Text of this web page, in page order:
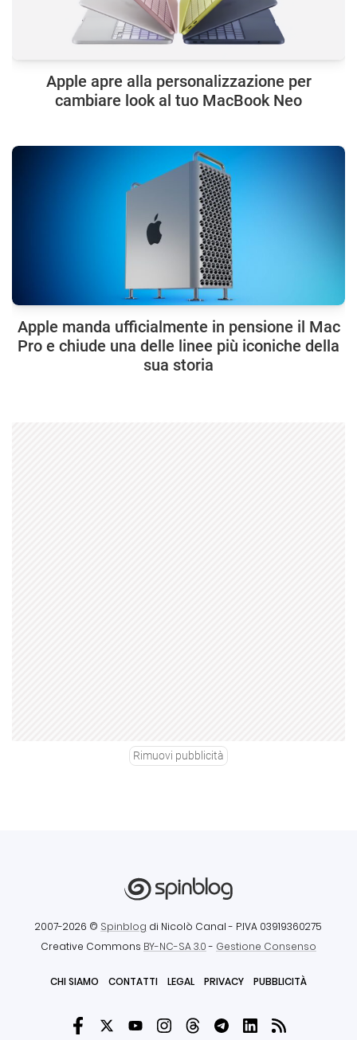
Apple apre alla personalizzazione per
cambiare look al tuo MacBook Neo
Apple manda ufficialmente in pensione il Mac
Pro e chiude una delle linee più iconiche della
sua storia
Rimuovi pubblicità
2007-2026 © Spinblog di Nicolò Canal - P.IVA 03919360275
Creative Commons BY-NC-SA 3.0- Gestione Consenso
CHI SIAMO CONTATTI LEGAL PRIVACY PUBBLICITÀ